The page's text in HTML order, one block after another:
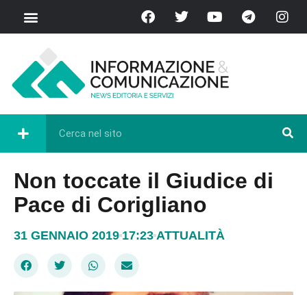
Non toccate il Giudice di
Pace di Corigliano
31 GENNAIO 2019 17:23 ATTUALITÀ